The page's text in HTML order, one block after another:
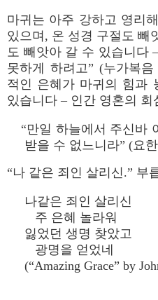
마귀는 아주 강하고 영리
있으며, 온 성경 구절도 빼
도 빼앗아 갈 수 있습니다
못하게 하려고” (누가복
적인 은혜가 마귀의 힘과
있습니다 – 인간 영혼의 회
“만일 하늘에서 주신바
받을 수 없느니라” (요
“나 같은 죄인 살리신.” 부
나같은 죄인 살리신
주 은혜 놀라워
잃었던 생명 찾았고
광명을 얻었네
(“Amazing Grace” by